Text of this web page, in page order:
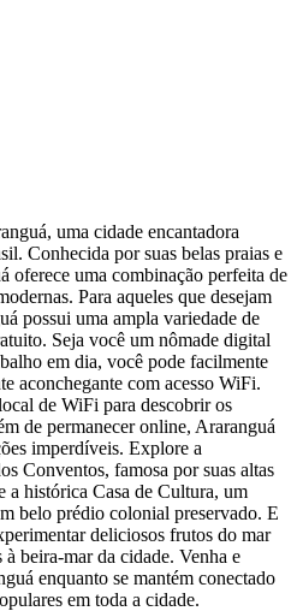
uma cidade encantadora
Conhecida por suas belas praias e
oferece uma combinação perfeita de
Para aqueles que desejam
possui uma ampla variedade de
Seja você um nômade digital
em dia, você pode facilmente
aconchegante com acesso WiFi.
de WiFi para descobrir os
de permanecer online, Araranguá
imperdíveis. Explore a
Conventos, famosa por suas altas
a histórica Casa de Cultura, um
belo prédio colonial preservado. E
deliciosos frutos do mar
à beira-mar da cidade. Venha e
enquanto se mantém conectado
em toda a cidade.